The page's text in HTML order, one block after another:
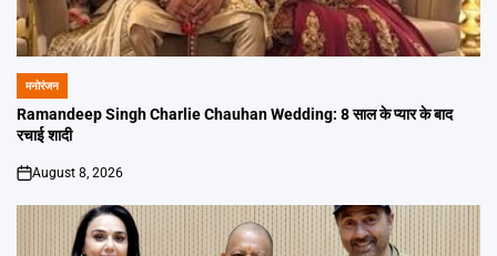
POSTED
IN
मनोरंजन
Ramandeep Singh Charlie Chauhan Wedding: 8 साल के प्यार के बाद
रचाई शादी
on
August 8, 2026